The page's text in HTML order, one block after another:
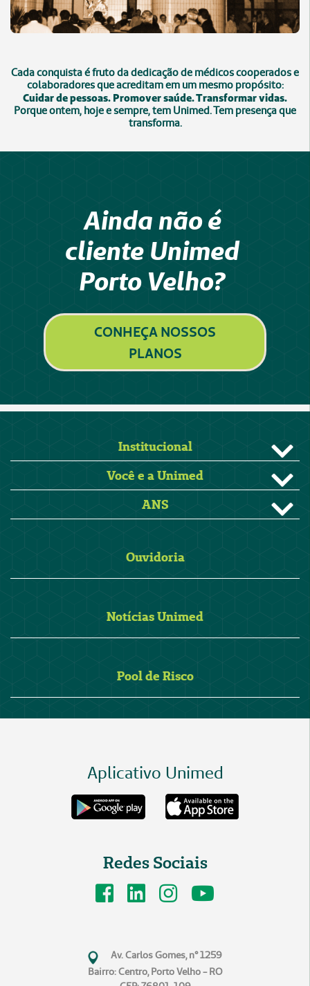
Cada conquista é fruto da dedicação de médicos cooperados e
colaboradores que acreditam em um mesmo propósito:
Cuidar de pessoas. Promover saúde. Transformar vidas.
Porque ontem, hoje e sempre, tem Unimed. Tem presença que
transforma.
Ainda não é
cliente Unimed
Porto Velho?
CONHEÇA NOSSOS
PLANOS
Institucional
Você e a Unimed
ANS
Ouvidoria
Notícias Unimed
Pool de Risco
Aplicativo Unimed
Redes Sociais
Av. Carlos Gomes, n° 1259
Bairro: Centro, Porto Velho - RO